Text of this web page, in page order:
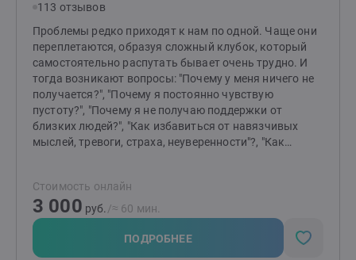
113 отзывов
Проблемы редко приходят к нам по одной. Чаще они
переплетаются, образуя сложный клубок, который
самостоятельно распутать бывает очень трудно. И
тогда возникают вопросы: "Почему у меня ничего не
получается?", "Почему я постоянно чувствую
пустоту?", "Почему я не получаю поддержки от
близких людей?", "Как избавиться от навязчивых
мыслей, тревоги, страха, неуверенности"?, "Как
клубок, найти причину "негативных сценариев",
научиться понимать себя и свои состояния,
выстраивать здоровые отношения с близкими
людьми и окружающими, выйти из замкнутого круга,
делать свою жизнь лучше и получать от нее
Стоимость онлайн
3 000 руб. /≈ 60 мин.
ПОДРОБНЕЕ